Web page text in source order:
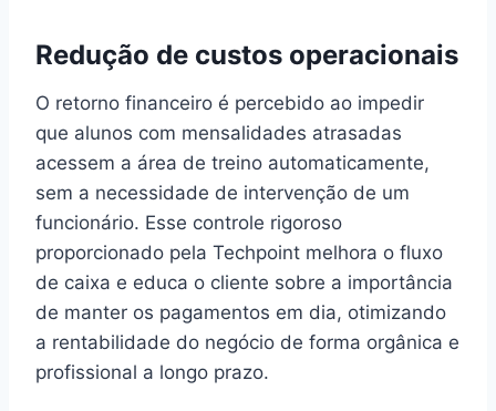
Redução de custos operacionais
O retorno financeiro é percebido ao impedir
que alunos com mensalidades atrasadas
acessem a área de treino automaticamente,
sem a necessidade de intervenção de um
funcionário. Esse controle rigoroso
proporcionado pela Techpoint melhora o fluxo
de caixa e educa o cliente sobre a importância
de manter os pagamentos em dia, otimizando
a rentabilidade do negócio de forma orgânica e
profissional a longo prazo.